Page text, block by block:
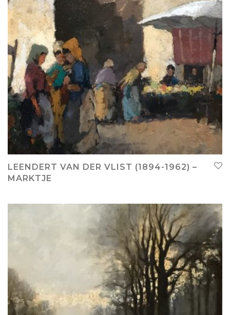
LEENDERT VAN DER VLIST (1894-1962) –
MARKTJE